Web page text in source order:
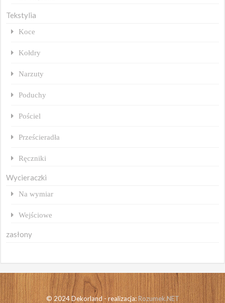
Tekstylia
Koce
Kołdry
Narzuty
Poduchy
Pościel
Prześcieradła
Ręczniki
Wycieraczki
Na wymiar
Wejściowe
zasłony
© 2024 Dekorland - realizacja:Rozumek.NET